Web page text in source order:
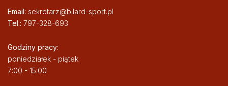
Email: sekretarz@bilard-sport.pl
Tel.: 797-328-693
Godziny pracy:
poniedziałek - piątek
7:00 - 15:00